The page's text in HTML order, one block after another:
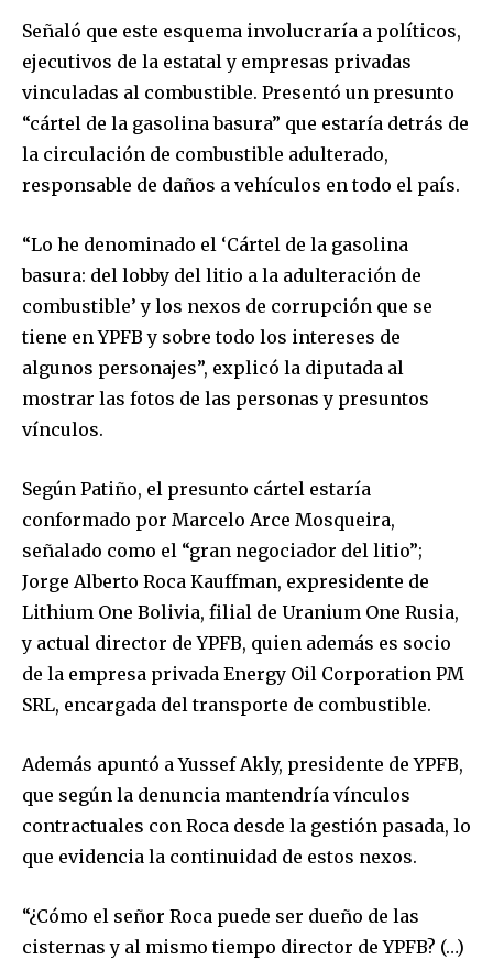
Señaló que este esquema involucraría a políticos,
ejecutivos de la estatal y empresas privadas
vinculadas al combustible. Presentó un presunto
“cártel de la gasolina basura” que estaría detrás de
la circulación de combustible adulterado,
responsable de daños a vehículos en todo el país.
“Lo he denominado el ‘Cártel de la gasolina
basura: del lobby del litio a la adulteración de
combustible’ y los nexos de corrupción que se
tiene en YPFB y sobre todo los intereses de
algunos personajes”, explicó la diputada al
mostrar las fotos de las personas y presuntos
vínculos.
Según Patiño, el presunto cártel estaría
conformado por Marcelo Arce Mosqueira,
señalado como el “gran negociador del litio”;
Jorge Alberto Roca Kauffman, expresidente de
Lithium One Bolivia, filial de Uranium One Rusia,
y actual director de YPFB, quien además es socio
de la empresa privada Energy Oil Corporation PM
SRL, encargada del transporte de combustible.
Además apuntó a Yussef Akly, presidente de YPFB,
que según la denuncia mantendría vínculos
contractuales con Roca desde la gestión pasada, lo
que evidencia la continuidad de estos nexos.
“¿Cómo el señor Roca puede ser dueño de las
cisternas y al mismo tiempo director de YPFB? (…)